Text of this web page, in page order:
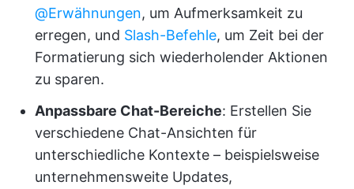
@Erwähnungen, um Aufmerksamkeit zu
erregen, und Slash-Befehle, um Zeit bei der
Formatierung sich wiederholender Aktionen
zu sparen.
Anpassbare Chat-Bereiche: Erstellen Sie
verschiedene Chat-Ansichten für
unterschiedliche Kontexte – beispielsweise
unternehmensweite Updates,